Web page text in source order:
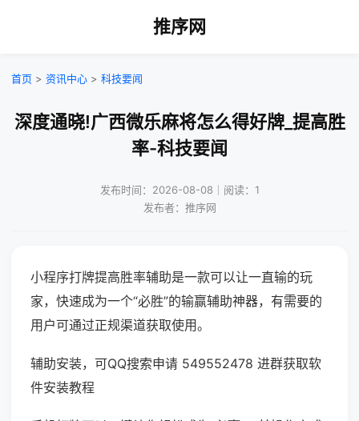
推序网
首页 > 资讯中心 > 科技要闻
深度通晓!广西微乐麻将怎么得好牌_提高胜
率-科技要闻
发布时间：2026-08-08｜阅读：1
发布者：推序网
小程序打牌提高胜率辅助是一款可以让一直输的玩
家，快速成为一个“必胜”的输赢辅助神器，有需要的
用户可通过正规渠道获取使用。
辅助安装，可QQ搜索申请 549552478 进群获取软
件安装教程